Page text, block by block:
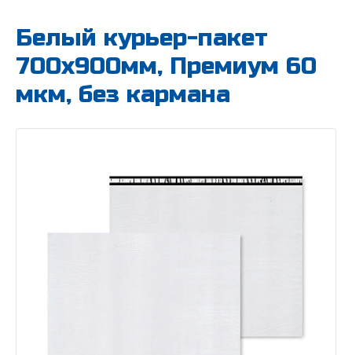
Белый курьер-пакет
700х900мм, Премиум 60
мкм, без кармана